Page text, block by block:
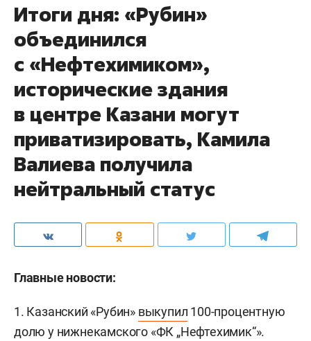
Итоги дня: «Рубин»
объединился
с «Нефтехимиком»,
исторические здания
в центре Казани могут
приватизировать, Камила
Валиева получила
нейтральный статус
Главные новости:
1. Казанский «Рубин» выкупил 100-процентную
долю у нижнекамского «ФК „Нефтехимик“».